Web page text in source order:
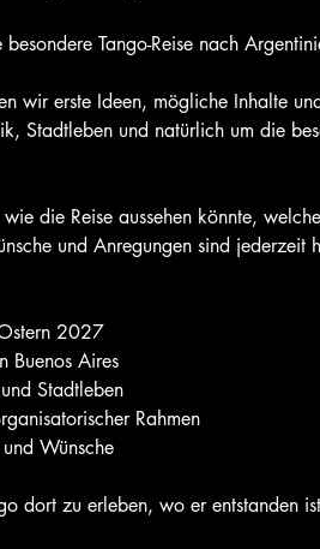
Tango-Reise nach
wir erste Ideen, mögliche Inhalte
Stadtleben und natürlich um die
die Reise aussehen könnte,
und Anregungen sind jederzeit
2027
Buenos Aires
Stadtleben
Rahmen
Wünsche
dort zu erleben, wo er entstanden